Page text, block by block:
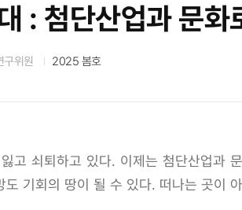
: 첨단산업과 문화
구위원 2025 봄호
고 쇠퇴하고 있다. 이제는 첨단산업과
도 기회의 땅이 될 수 있다. 떠나는 곳이